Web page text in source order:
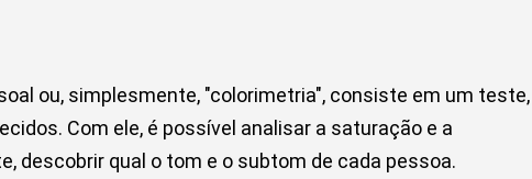
ou, simplesmente, "colorimetria", consiste em um teste,
Com ele, é possível analisar a saturação e a
descobrir qual o tom e o subtom de cada pessoa.